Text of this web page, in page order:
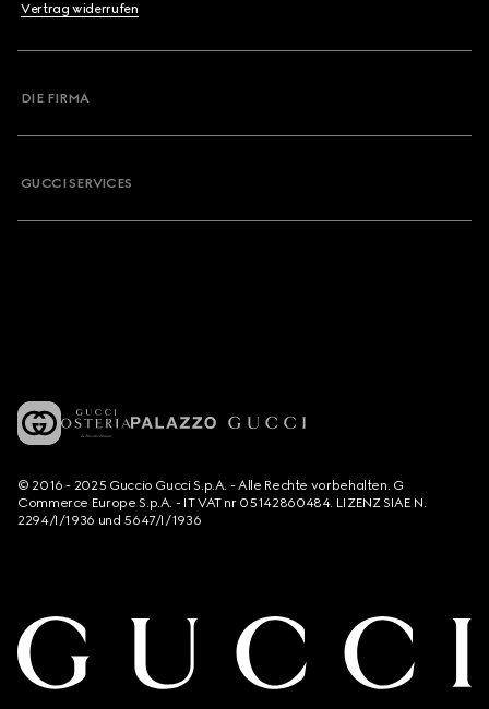
Vertrag widerrufen
DIE FIRMA
GUCCI SERVICES
© 2016 - 2025 Guccio Gucci S.p.A. - Alle Rechte vorbehalten. G
Commerce Europe S.p.A. - IT VAT nr 05142860484. LIZENZ SIAE N.
2294/I/1936 und 5647/I/1936